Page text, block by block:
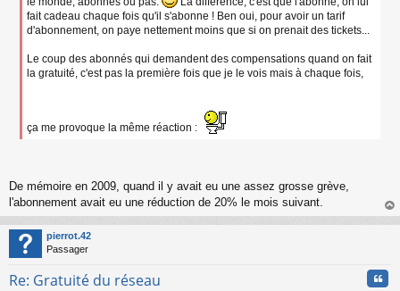
fait cadeau chaque fois qu'il s'abonne ! Ben oui, pour avoir un tarif
d'abonnement, on paye nettement moins que si on prenait des tickets...
Le coup des abonnés qui demandent des compensations quand on fait
la gratuité, c'est pas la première fois que je le vois mais à chaque fois,
ça me provoque la même réaction :
De mémoire en 2009, quand il y avait eu une assez grosse grève,
l'abonnement avait eu une réduction de 20% le mois suivant.
au
pierrot.42
Passager
Re: Gratuité du réseau